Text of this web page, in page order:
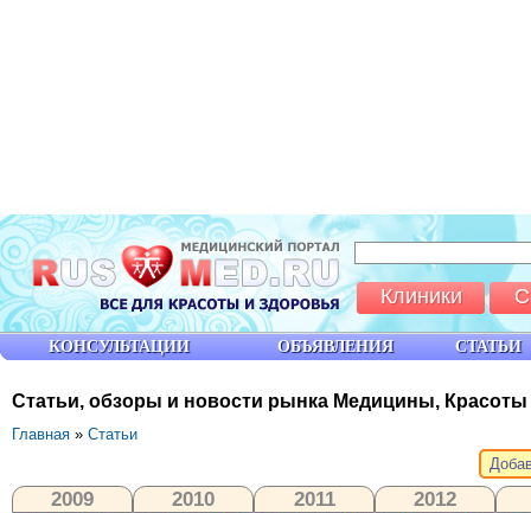
Статьи, обзоры и новости рынка Медицины,
Главная » Статьи
2009 2010 2011 2012
КОНСУЛЬТАЦИИ ОБЪЯВЛЕНИЯ СТАТЬИ
Клиники